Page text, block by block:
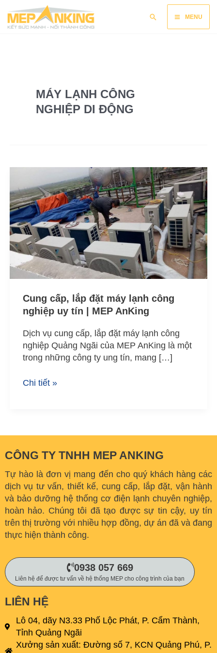
nội
Tìm
Main
MENU
MÁY LẠNH CÔNG
NGHIỆP DI ĐỘNG
Cung cấp, lắp đặt máy lạnh công
nghiệp uy tín | MEP AnKing
Dịch vụ cung cấp, lắp đặt máy lạnh công
nghiệp Quảng Ngãi của MEP AnKing là một
trong những công ty ung tín, mang […]
cấp,
lắp
đặt
máy
lạnh
công
nghiệp
uy
tín
|
MEP
AnKing
Chi tiết »
CÔNG TY TNHH MEP ANKING
Tự hào là đơn vị mang đến cho quý khách hàng các
dịch vụ tư vấn, thiết kế, cung cấp, lắp đặt, vận hành
và bảo dưỡng hệ thống cơ điện lạnh chuyên nghiệp,
hoàn hảo. Chúng tôi đã tạo được sự tin cậy, uy tín
trên thị trường với nhiều hợp đồng, dự án đã và đang
thực hiện thành công.
0938 057 669
Liên hệ để được tư vấn về hệ thống MEP cho công trình của bạn
LIÊN HỆ
Lô 04, dãy N3.33 Phố Lộc Phát, P. Cẩm Thành,
Tỉnh Quảng Ngãi
Xưởng sản xuất: Đường số 7, KCN Quảng Phú, P.